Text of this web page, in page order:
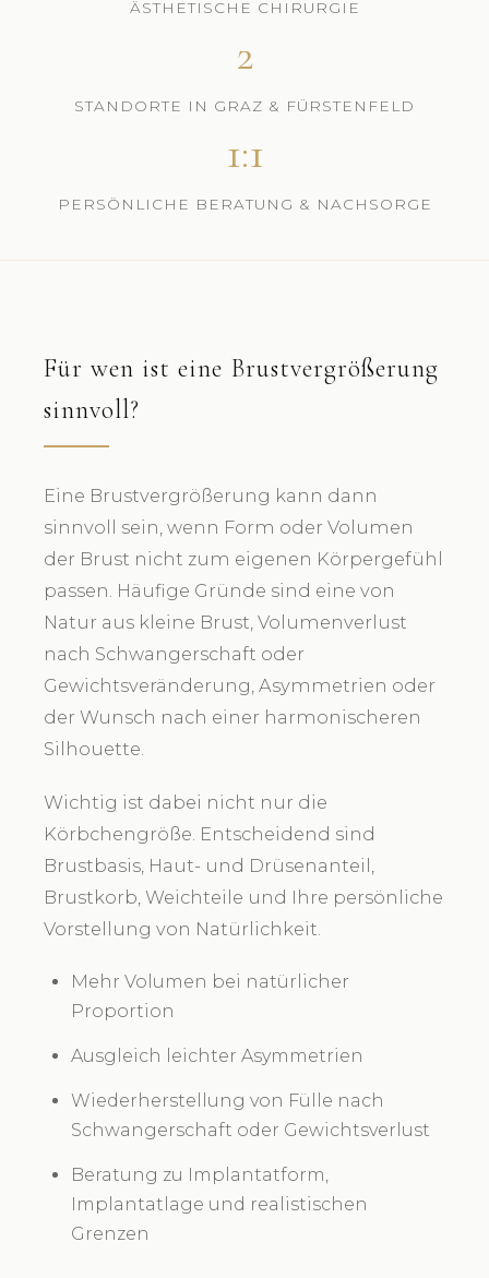
ÄSTHETISCHE CHIRURGIE
2
STANDORTE IN GRAZ & FÜRSTENFELD
1:1
PERSÖNLICHE BERATUNG & NACHSORGE
Für wen ist eine Brustvergrößerung
sinnvoll?
Eine Brustvergrößerung kann dann
sinnvoll sein, wenn Form oder Volumen
der Brust nicht zum eigenen Körpergefühl
passen. Häufige Gründe sind eine von
Natur aus kleine Brust, Volumenverlust
nach Schwangerschaft oder
Gewichtsveränderung, Asymmetrien oder
der Wunsch nach einer harmonischeren
Silhouette.
Wichtig ist dabei nicht nur die
Körbchengröße. Entscheidend sind
Brustbasis, Haut- und Drüsenanteil,
Brustkorb, Weichteile und Ihre persönliche
Vorstellung von Natürlichkeit.
Mehr Volumen bei natürlicher
Proportion
Ausgleich leichter Asymmetrien
Wiederherstellung von Fülle nach
Schwangerschaft oder Gewichtsverlust
Beratung zu Implantatform,
Implantatlage und realistischen
Grenzen